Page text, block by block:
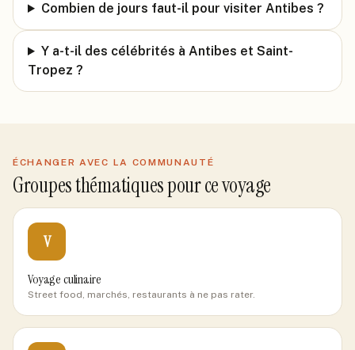
Combien de jours faut-il pour visiter Antibes ?
Y a-t-il des célébrités à Antibes et Saint-
Tropez ?
ÉCHANGER AVEC LA COMMUNAUTÉ
Groupes thématiques pour ce voyage
V
Voyage culinaire
Street food, marchés, restaurants à ne pas rater.